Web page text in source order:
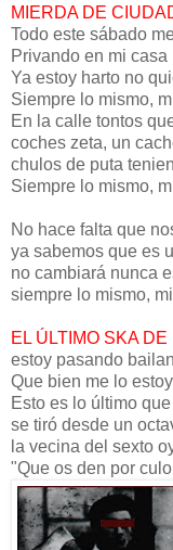
MIERDA DE
Todo este sábado
Privando en mi casa
Ya estoy harto no
Siempre lo mismo,
En la calle tontos
coches zeta, un
chulos de puta
Siempre lo mismo,
No hace falta que
ya sabemos que es
no cambiará nunca
siempre lo mismo,
EL ÚLTIMO SKA
estoy pasando
Que bien me lo
Esto es lo último
se tiró desde un
la vecina del sexto
"Que os den por